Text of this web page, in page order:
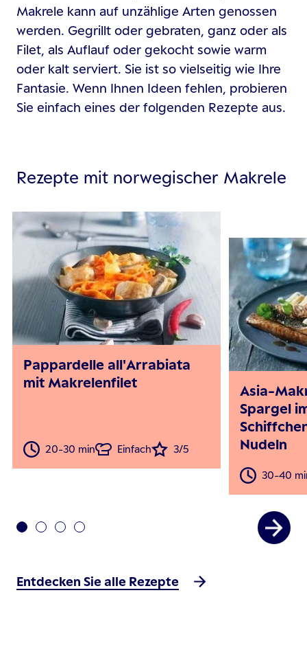
Makrele kann auf unzählige Arten genossen
werden. Gegrillt oder gebraten, ganz oder als
Filet, als Auflauf oder gekocht sowie warm
oder kalt serviert. Sie ist so vielseitig wie Ihre
Fantasie. Wenn Ihnen Ideen fehlen, probieren
Sie einfach eines der folgenden Rezepte aus.
Rezepte mit norwegischer Makrele
Pappardelle all'Arrabiata
mit Makrelenfilet
20-30 min Einfach 3/5
Asia-
Spargel
Nudeln
30-40
Entdecken Sie alle Rezepte